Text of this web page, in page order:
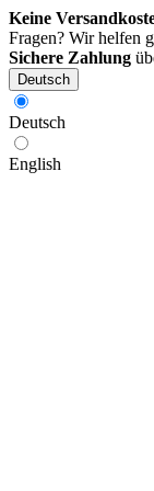
Keine
Fragen? Wir helfen
Sichere Zahlung
Deutsch
Deutsch
English